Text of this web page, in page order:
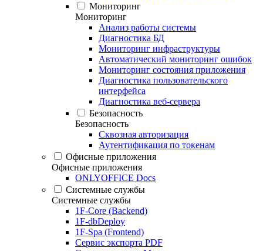
Мониторинг
Мониторинг
Анализ работы системы
Диагностика БД
Мониторинг инфраструктуры
Автоматический мониторинг ошибок
Мониторинг состояния приложения
Диагностика пользовательского
интерфейса
Диагностика веб-сервера
Безопасность
Безопасность
Сквозная авторизация
Аутентификация по токенам
Офисные приложения
Офисные приложения
ONLYOFFICE Docs
Системные службы
Системные службы
1F-Core (Backend)
1F-dbDeploy
1F-Spa (Frontend)
Сервис экспорта PDF